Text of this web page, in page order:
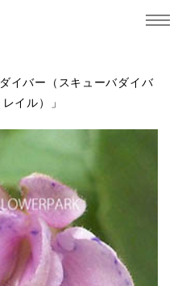
イバー（スキューバダイバ
イル）」